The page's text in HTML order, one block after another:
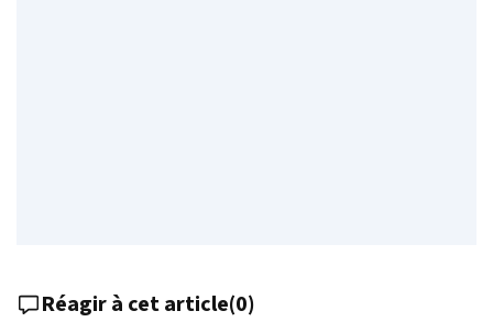
Réagir à cet article(0)